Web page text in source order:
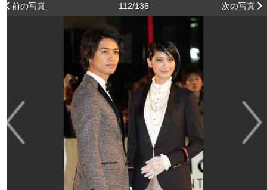
前の写真 112/136 次の写真